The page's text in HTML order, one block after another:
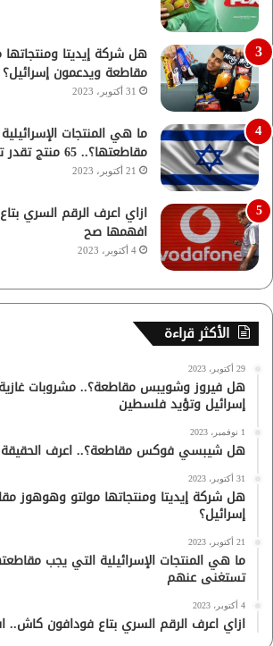
هل شركة إيديتا
مقاطعة ويدعمون إسرائيل؟
31 أكتوبر، 2023
ما هي المنتجات
مقاطعتها؟.. 65 منتج تقدر تستغنى عنهم
21 أكتوبر، 2023
ازاي اعرف الرقم السري
افهمها صح
4 أكتوبر، 2023
الأكثر قراءة
29 أكتوبر، 2023
هل فيروز وشويبس مقاطعة؟.. مشروبات
إسرائيل وتؤيد فلسطين
1 نوفمبر، 2023
هل شيبسي فوكس مقاطعة؟.. اعرف الحقيقة
31 أكتوبر، 2023
هل شركة إيديتا ومنتجاتها مولتو وهوهوز
إسرائيل؟
21 أكتوبر، 2023
تستغنى عنهم
4 أكتوبر، 2023
ازاي اعرف الرقم السري بتاع فودافون